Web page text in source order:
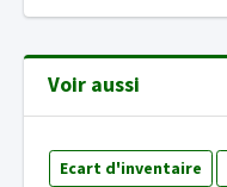
Voir aussi
Ecart d'inventaire